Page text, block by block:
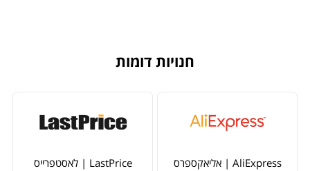
חנויות דומות
AliExpress | אליאקספרס
LastPrice | לאסטפרייס